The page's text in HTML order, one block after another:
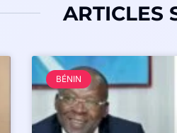
ARTICLES
BÉNIN